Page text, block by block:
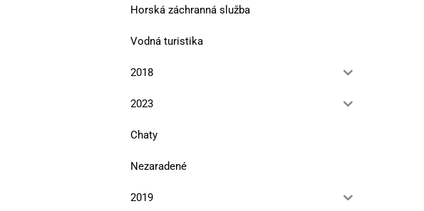
Horská záchranná služba
Vodná turistika
2018
2023
Chaty
Nezaradené
2019